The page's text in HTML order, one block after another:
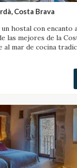
Costa Brava
hostal con encanto
las mejores de la
mar de cocina